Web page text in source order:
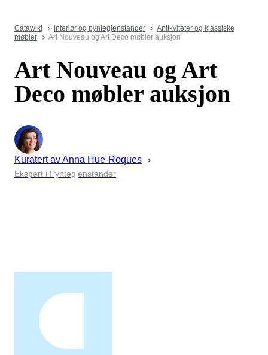
Catawiki Interiør og pyntegjenstander
Antikviteter og klassiske
møbler
Art Nouveau og Art Deco møbler auksjon
Art Nouveau og Art
Deco møbler auksjon
Kuratert avAnna Hue-Roques
Ekspert i Pyntegjenstander